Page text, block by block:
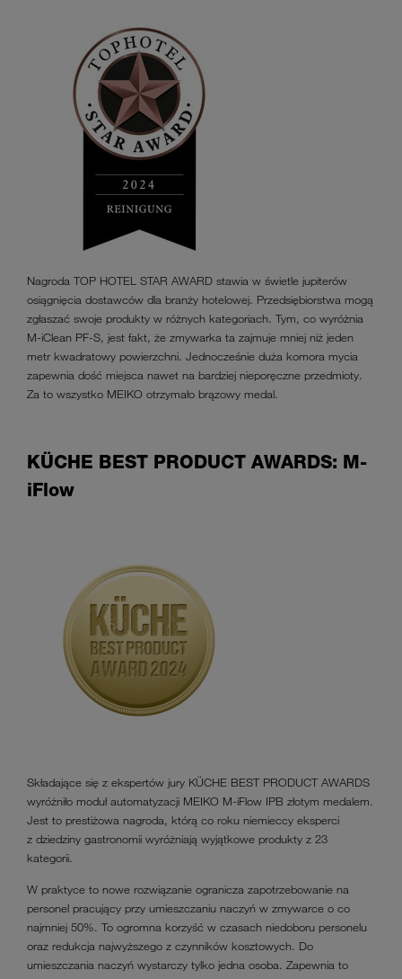
Nagroda TOP HOTEL STAR AWARD stawia w świetle jupiterów
osiągnięcia dostawców dla branży hotelowej. Przedsiębiorstwa mogą
zgłaszać swoje produkty w różnych kategoriach. Tym, co wyróżnia
M-iClean PF-S, jest fakt, że zmywarka ta zajmuje mniej niż jeden
metr kwadratowy powierzchni. Jednocześnie duża komora mycia
zapewnia dość miejsca nawet na bardziej nieporęczne przedmioty.
Za to wszystko MEIKO otrzymało brązowy medal.
KÜCHE BEST PRODUCT AWARDS: M-
iFlow
Składające się z ekspertów jury KÜCHE BEST PRODUCT AWARDS
wyróżniło moduł automatyzacji MEIKO M-iFlow IPB złotym medalem.
Jest to prestiżowa nagroda, którą co roku niemieccy eksperci
z dziedziny gastronomii wyróżniają wyjątkowe produkty z 23
kategorii.
W praktyce to nowe rozwiązanie ogranicza zapotrzebowanie na
personel pracujący przy umieszczaniu naczyń w zmywarce o co
najmniej 50%. To ogromna korzyść w czasach niedoboru personelu
oraz redukcja najwyższego z czynników kosztowych. Do
umieszczania naczyń wystarczy tylko jedna osoba. Zapewnia to